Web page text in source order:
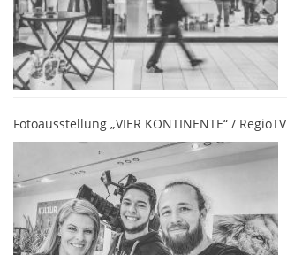
Fotoausstellung „VIER KONTINENTE“ / RegioTV